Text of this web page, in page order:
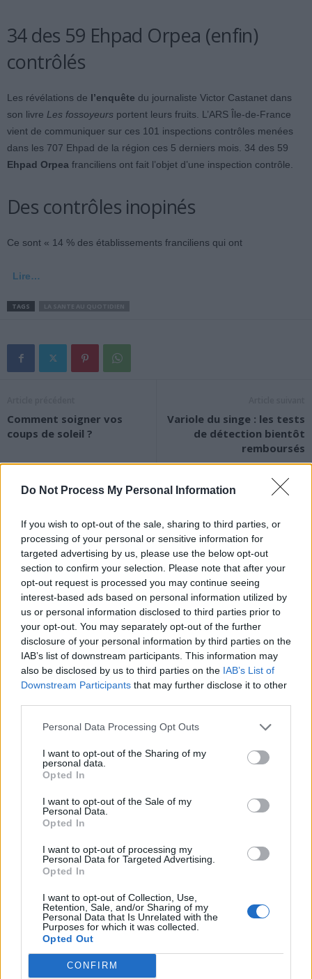
Do Not Process My Personal Information
If you wish to opt-out of the sale, sharing to third parties, or
processing of your personal or sensitive information for
targeted advertising by us, please use the below opt-out
section to confirm your selection. Please note that after your
opt-out request is processed you may continue seeing
interest-based ads based on personal information utilized by
us or personal information disclosed to third parties prior to
your opt-out. You may separately opt-out of the further
disclosure of your personal information by third parties on the
IAB’s list of downstream participants. This information may
also be disclosed by us to third parties on the IAB’s List of
Downstream Participants that may further disclose it to other
Personal Data Processing Opt Outs
I want to opt-out of the Sharing of my
personal data.
Opted In
I want to opt-out of the Sale of my
Personal Data.
Opted In
I want to opt-out of processing my
Personal Data for Targeted Advertising.
Opted In
I want to opt-out of Collection, Use,
Retention, Sale, and/or Sharing of my
Personal Data that Is Unrelated with the
Purposes for which it was collected.
Opted Out
CONFIRM
34 des 59 Ehpad Orpea (enfin)
contrôlés
Les révélations de l’enquête du journaliste Victor Castanet dans
son livre Les fossoyeurs portent leurs fruits. L’ARS Île-de-France
vient de communiquer sur ces 101 inspections contrôles menées
dans les 707 Ehpad de la région ces 5 derniers mois. 34 des 59
Ehpad Orpea franciliens ont fait l’objet d’une inspection contrôle.
Des contrôles inopinés
Ce sont « 14 % des établissements franciliens qui ont
Lire…
TAGS
Comment soigner vos
coups de soleil ?
Variole du singe : les tests
de détection bientôt
remboursés
News Santé
https://news-sante.fr
ARTICLES CONNEXES PLUS DE L'AUTEUR
Santé
essentiels des
cardiologues pour
Santé
attention à la pénurie de
lunettes de sécurité
Santé
révolutionnaire pour
combattre le cancer
Populaires
Médicament retiré en urgence pour risques graves et données falsifiées
Ce cancer mortel explose chez les personnes nées après 1980 : le
symptôme à repérer
Je suis cardiologue et voici le seul chocolat que je valide : c’est le